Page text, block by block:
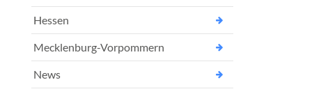
Hessen
Mecklenburg-Vorpommern
News